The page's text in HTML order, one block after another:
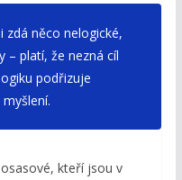
zdá něco nelogické,
– platí, že nezná cíl
podřizuje
kteří jsou v